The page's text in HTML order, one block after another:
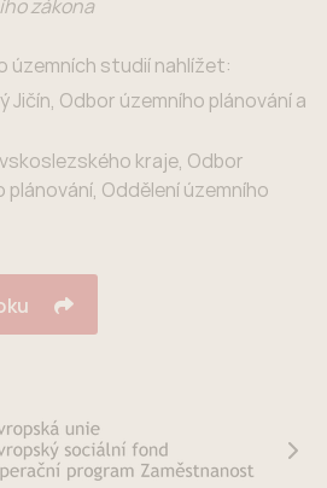
zákona
územních studií nahlížet:
Jičín, Odbor územního plánování a
kraje, Odbor
plánování, Oddělení územního